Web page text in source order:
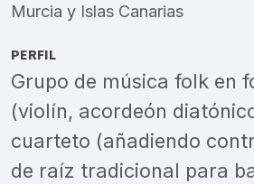
Murcia y Islas Canarias
PERFIL
Grupo de música folk en
(violín, acordeón
cuarteto (añadiendo
de raíz tradicional para